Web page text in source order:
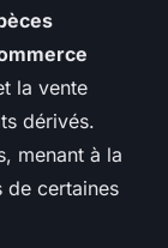
la vente
dérivés.
menant à la
de certaines